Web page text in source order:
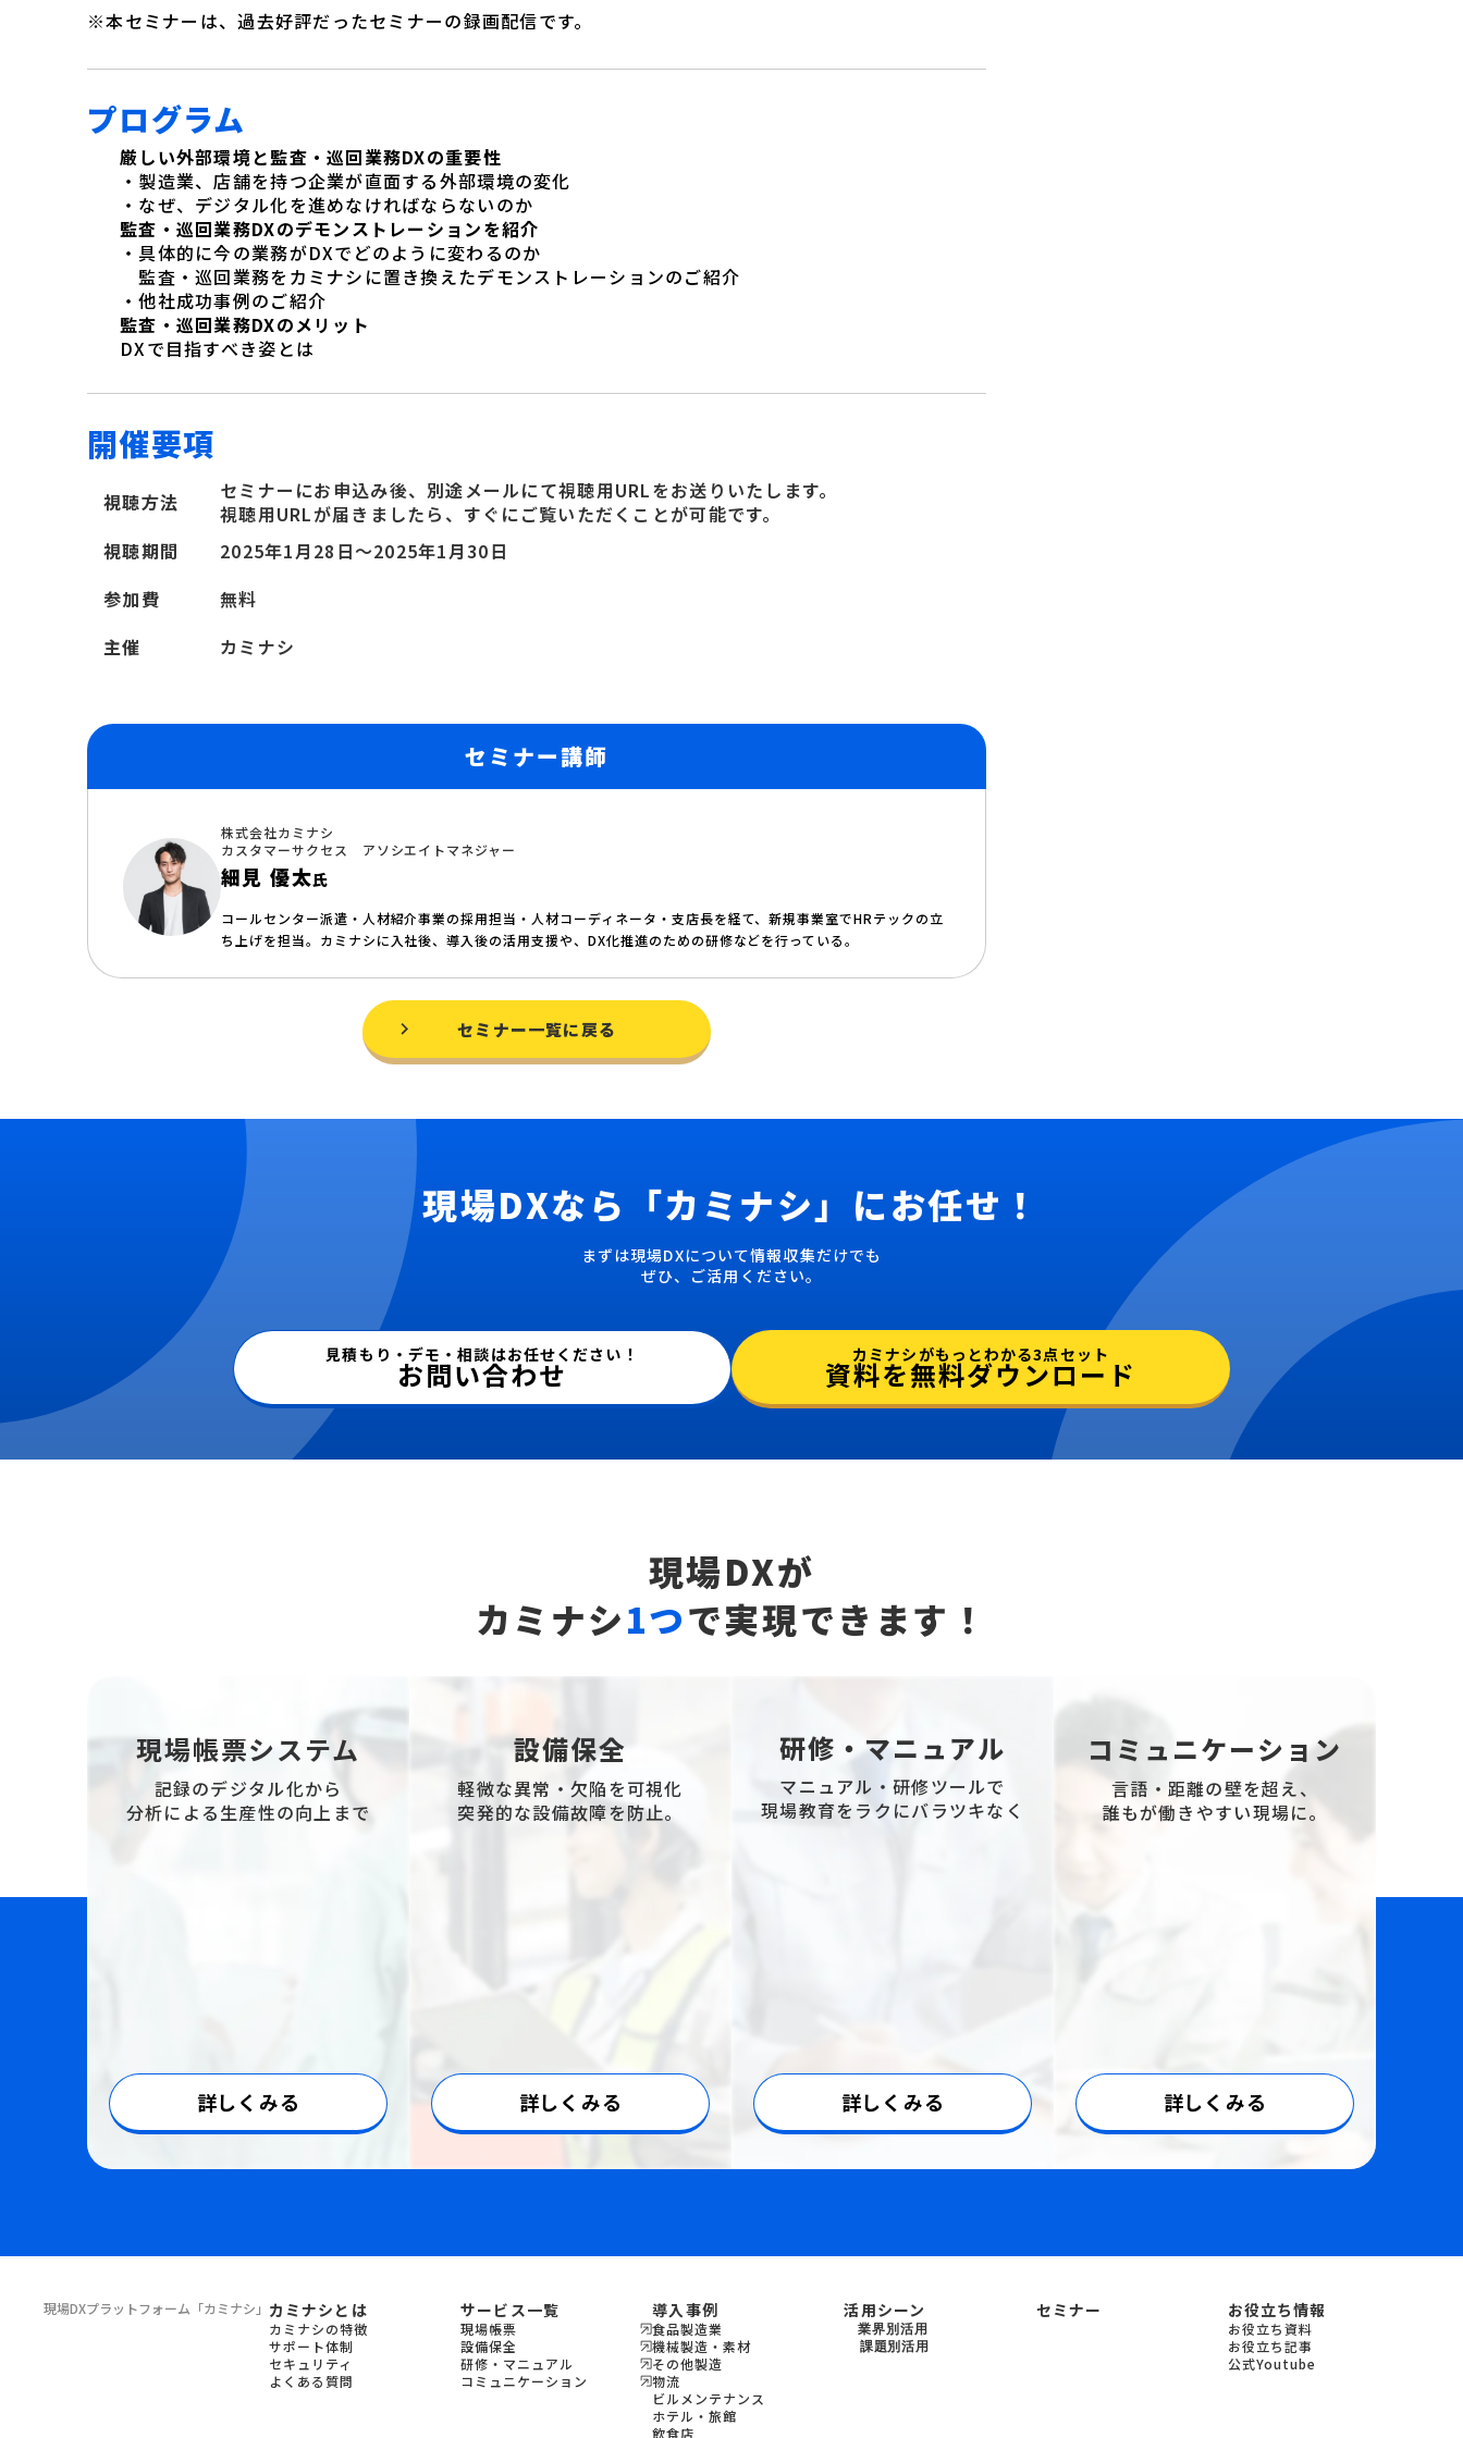
※本セミナーは、過去好評だったセミナーの録画配信です。
プログラム
厳しい外部環境と監査・巡回業務DXの重要性
・製造業、店舗を持つ企業が直面する外部環境の変化
・なぜ、デジタル化を進めなければならないのか
監査・巡回業務DXのデモンストレーションを紹介
・具体的に今の業務がDXでどのように変わるのか
監査・巡回業務をカミナシに置き換えたデモンストレーションのご紹介
・他社成功事例のご紹介
監査・巡回業務DXのメリット
DXで目指すべき姿とは
開催要項
視聴方法
セミナーにお申込み後、別途メールにて視聴用URLをお送りいたします。
視聴用URLが届きましたら、すぐにご覧いただくことが可能です。
視聴期間
2025年1月28日〜2025年1月30日
参加費
無料
主催
カミナシ
セミナー講師
株式会社カミナシ
カスタマーサクセス アソシエイトマネジャー
細見 優太氏
コールセンター派遣・人材紹介事業の採用担当・人材コーディネータ・支店長を経て、新規事業室でHRテックの立
ち上げを担当。カミナシに入社後、導入後の活用支援や、DX化推進のための研修などを行っている。
セミナー一覧に戻る
現場DXなら 「カミナシ」にお任せ！
まずは現場DXについて情報収集だけでも
ぜひ、ご活用ください。
見積もり・デモ・相談はお任せください！
お問い合わせ
カミナシがもっとわかる3点セット
資料を無料ダウンロード
現場DXが
カミナシ1つで実現できます！
現場帳票システム
記録のデジタル化から
分析による生産性の向上まで
詳しくみる
設備保全
軽微な異常・欠陥を可視化
突発的な設備故障を防止。
詳しくみる
研修・マニュアル
マニュアル・研修ツールで
現場教育をラクにバラツキなく
詳しくみる
コミュニケーション
言語・距離の壁を超え、
誰もが働きやすい現場に。
詳しくみる
現場DXプラットフォーム 「カミナシ」 カミナシとは
カミナシの特徴
サポート体制
セキュリティ
よくある質問
サービス一覧
現場帳票
設備保全
研修・マニュアル
コミュニケーション
導入事例
食品製造業
機械製造・素材
その他製造
物流
ビルメンテナンス
ホテル・旅館
飲食店
活用シーン
業界別活用
機会製造・素材
課題別活用
セミナー お役立ち情報
お役立ち資料
お役立ち記事
公式Youtube